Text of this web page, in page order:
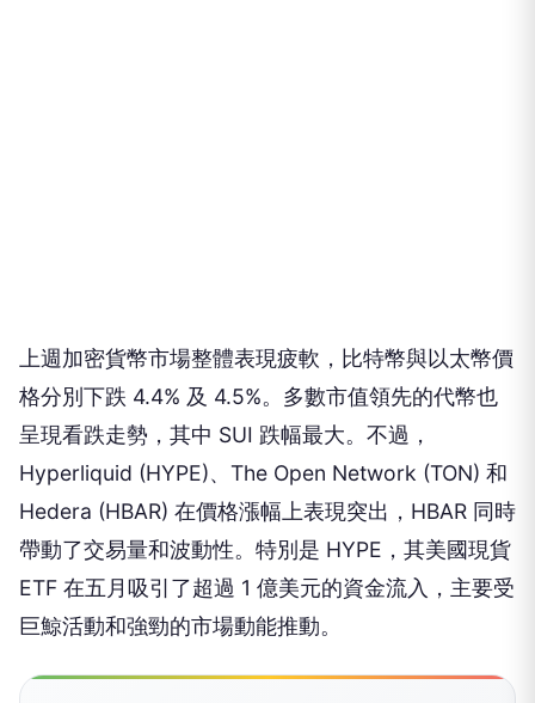
上週加密貨幣市場整體表現疲軟，比特幣與以太幣價
格分別下跌 4.4% 及 4.5%。多數市值領先的代幣也
呈現看跌走勢，其中 SUI 跌幅最大。不過，
Hyperliquid (HYPE)、The Open Network (TON) 和
Hedera (HBAR) 在價格漲幅上表現突出，HBAR 同時
帶動了交易量和波動性。特別是 HYPE，其美國現貨
ETF 在五月吸引了超過 1 億美元的資金流入，主要受
巨鯨活動和強勁的市場動能推動。